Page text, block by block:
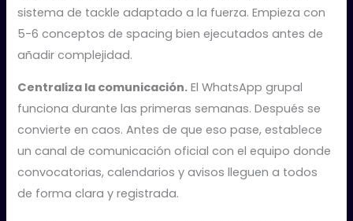
sistema de tackle adaptado a la fuerza. Empieza con
5-6 conceptos de spacing bien ejecutados antes de
añadir complejidad.
Centraliza la comunicación. El WhatsApp grupal
funciona durante las primeras semanas. Después se
convierte en caos. Antes de que eso pase, establece
un canal de comunicación oficial con el equipo donde
convocatorias, calendarios y avisos lleguen a todos
de forma clara y registrada.